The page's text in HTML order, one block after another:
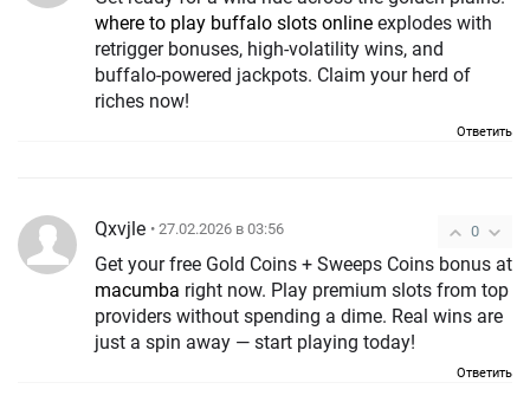
where to play buffalo slots online explodes with
retrigger bonuses, high-volatility wins, and
buffalo-powered jackpots. Claim your herd of
riches now!
Ответить
0
Qxvjle • 27.02.2026 в 03:56
Get your free Gold Coins + Sweeps Coins bonus at
macumba right now. Play premium slots from top
providers without spending a dime. Real wins are
just a spin away — start playing today!
Ответить